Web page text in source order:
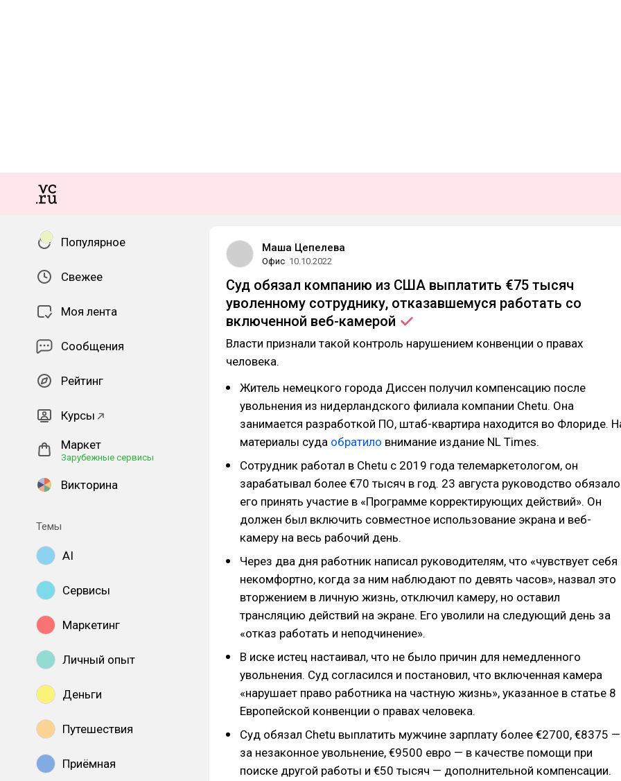
Популярное
Свежее
Моя лента
Сообщения
Рейтинг
Курсы
Маркет
Зарубежные сервисы
Викторина
Темы
AI
Сервисы
Маркетинг
Личный опыт
Деньги
Путешествия
Приёмная
Маша Цепелева
Офис 10.10.2022
Суд обязал компанию из США выплатить €75 тысяч
уволенному сотруднику, отказавшемуся работать со
включенной веб-камерой
Власти признали такой контроль нарушением конвенции о правах
человека.
Житель немецкого города Диссен получил компенсацию после
увольнения из нидерландского филиала компании Chetu. Она
занимается разработкой ПО, штаб-квартира находится во Флориде.
материалы суда обратило внимание издание NL Times.
Сотрудник работал в Chetu с 2019 года телемаркетологом, он
зарабатывал более €70 тысяч в год. 23 августа руководство обязало
его принять участие в «Программе корректирующих действий». Он
должен был включить совместное использование экрана и веб-
камеру на весь рабочий день.
Через два дня работник написал руководителям, что «чувствует себя
некомфортно, когда за ним наблюдают по девять часов», назвал это
вторжением в личную жизнь, отключил камеру, но оставил
трансляцию действий на экране. Его уволили на следующий день за
«отказ работать и неподчинение».
В иске истец настаивал, что не было причин для немедленного
увольнения. Суд согласился и постановил, что включенная камера
«нарушает право работника на частную жизнь», указанное в статье 8
Европейской конвенции о правах человека.
Суд обязал Chetu выплатить мужчине зарплату более €2700, €8375 —
за незаконное увольнение, €9500 евро — в качестве помощи при
поиске другой работы и €50 тысяч — дополнительной компенсации.